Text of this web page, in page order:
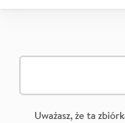
Uważasz, że ta